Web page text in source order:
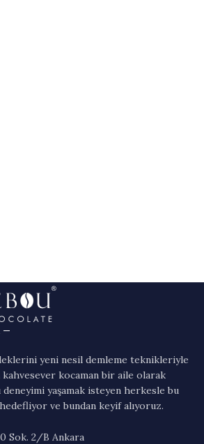
yeni nesil demleme teknikleriyle
kahvesever kocaman bir aile olarak
yaşamak isteyen herkesle bu
ve bundan keyif alıyoruz.
Sok. 2/B Ankara